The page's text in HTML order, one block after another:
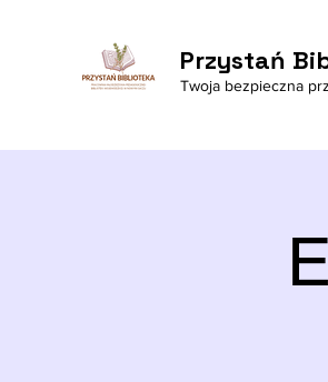
Przystań
Twoja bezpieczna